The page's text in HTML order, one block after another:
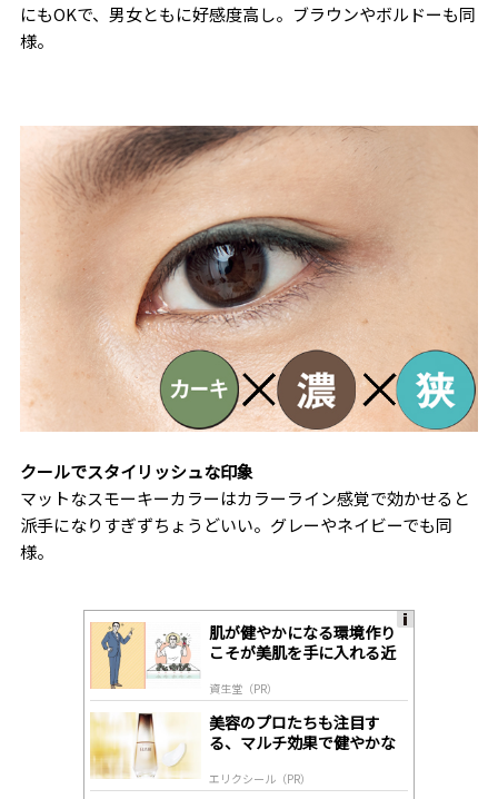
にもOKで、男女ともに好感度高し。ブラウンやボルドーも同
様。
クールでスタイリッシュな印象
マットなスモーキーカラーはカラーライン感覚で効かせると
派手になりすぎずちょうどいい。グレーやネイビーでも同
様。
肌が健やかになる環境作り
こそが美肌を手に入れる近
資生堂（PR）
美容のプロたちも注目す
る、マルチ効果で健やかな
エリクシール（PR）